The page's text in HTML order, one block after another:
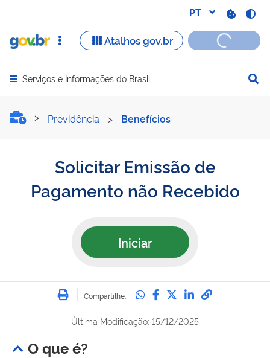
Abrir menu principal de navegação
Serviços e Informações do Brasil
Solicitar Emissão de
Previdência > Benefícios
Solicitar Emissão de
Pagamento não Recebido
Iniciar
Imprimir
Compartilhe: Compartilhe no
Compartilhe no
Compartilhe no
Compartilhe
Última Modificação: 15/12/2025
O que é?